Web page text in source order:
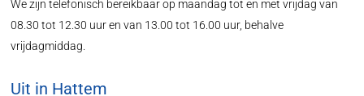
We zijn telefonisch bereikbaar op maandag tot en met vrijdag van
08.30 tot 12.30 uur en van 13.00 tot 16.00 uur, behalve
vrijdagmiddag.
Uit in Hattem